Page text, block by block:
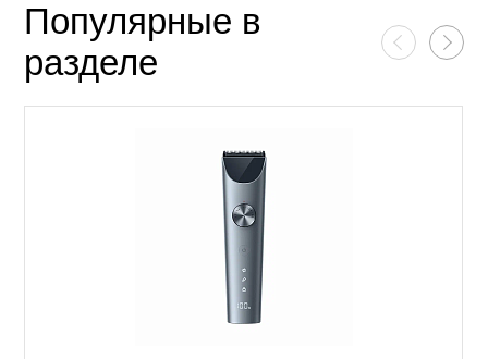
Популярные в
разделе